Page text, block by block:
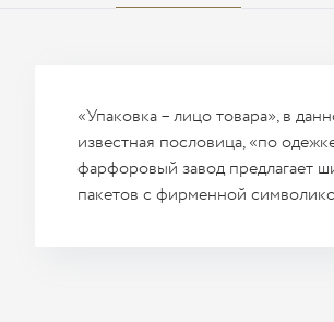
«Упаковка – лицо товара», в
известная пословица, «по
фарфоровый завод предлагает
пакетов с фирменной